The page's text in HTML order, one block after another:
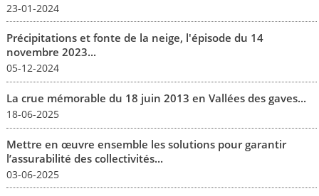
23-01-2024
Précipitations et fonte de la neige, l'épisode du 14
novembre 2023...
05-12-2024
La crue mémorable du 18 juin 2013 en Vallées des gaves...
18-06-2025
Mettre en œuvre ensemble les solutions pour garantir
l’assurabilité des collectivités...
03-06-2025